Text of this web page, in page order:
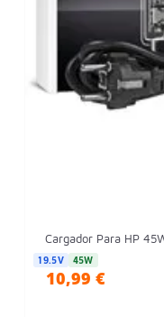
Cargador Para HP
19.5V 45W
10,99 €